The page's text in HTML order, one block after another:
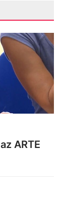
ARTE